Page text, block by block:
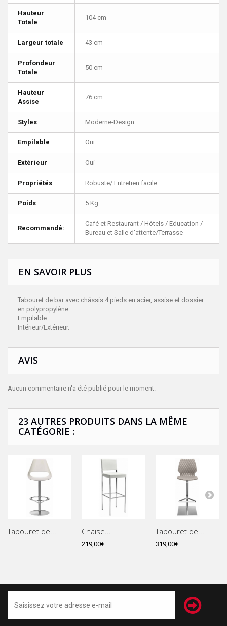
Hauteur
Totale
104 cm
Largeur totale 43 cm
Profondeur
Totale
50 cm
Hauteur
Assise
76 cm
Styles Moderne-Design
Empilable Oui
Extérieur Oui
Propriétés Robuste/ Entretien facile
Poids 5 Kg
Recommandé:
Café et Restaurant / Hôtels / Education /
Bureau et Salle d'attente/Terrasse
EN SAVOIR PLUS
Tabouret de bar avec châssis 4 pieds en acier, assise et dossier
en polypropylène.
Empilable.
Intérieur/Extérieur.
AVIS
Aucun commentaire n'a été publié pour le moment.
23 AUTRES PRODUITS DANS LA MÊME
CATÉGORIE :
Tabouret de... Chaise...
219,00€
Tabouret de...
319,00€